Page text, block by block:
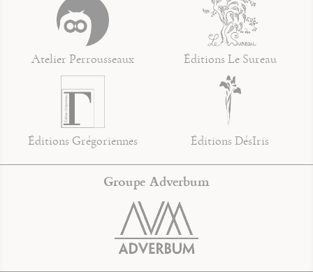
Atelier Perrousseaux Éditions Le Sureau
Éditions Grégoriennes Éditions DésIris
Groupe Adverbum